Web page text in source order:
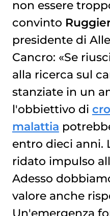
non essere
convinto
presidente di
Cancro: «Se
alla ricerca sul
stanziate in un
l'obbiettivo di
malattia
entro dieci anni.
ridato impulso
Adesso
valore anche
Un'emergenza